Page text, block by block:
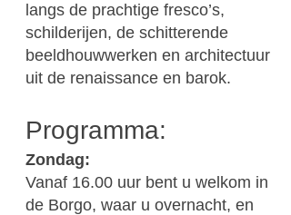
langs de prachtige fresco’s,
schilderijen, de schitterende
beeldhouwwerken en architectuur
uit de renaissance en barok.
Programma:
Zondag:
Vanaf 16.00 uur bent u welkom in
de Borgo, waar u overnacht, en